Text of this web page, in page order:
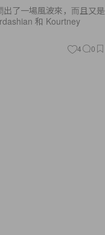
了一場風波來，而且又是
和 Kourtney
4 0